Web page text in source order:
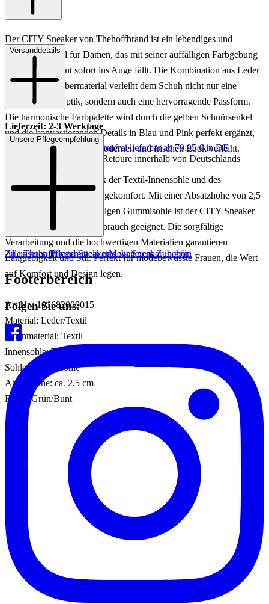
Der CITY Sneaker von Thehoffbrand ist ein lebendiges und
stilvolles Modell für Damen, das mit seiner auffälligen Farbgebung
in Grün und Bunt sofort ins Auge fällt. Die Kombination aus Leder
und Textil im Obermaterial verleiht dem Schuh nicht nur eine
ansprechende Optik, sondern auch eine hervorragende Passform.
Die harmonische Farbpalette wird durch die gelben Schnürsenkel
und die kontrastierenden Details in Blau und Pink perfekt ergänzt,
was dem Sneaker einen modernen und frischen Look verleiht.
Dieser Sneaker bietet dank der Textil-Innensohle und des
Textilfutters optimalen Tragekomfort. Mit einer Absatzhöhe von 2,5
cm und einer strapazierfähigen Gummisohle ist der CITY Sneaker
ideal für den täglichen Gebrauch geeignet. Die sorgfältige
Verarbeitung und die hochwertigen Materialien garantieren
Langlebigkeit und Stil. Perfekt für modebewusste Frauen, die Wert
auf Komfort und Design legen.
Art.Nr.: 101682000015
Material: Leder/Textil
Innenmaterial: Textil
Innensohle: Textil
Sohle: Gummisohle
Absatzhöhe: ca. 2,5 cm
Farbe: Grün/Bunt
Versanddetails
Lieferzeit: 2-3 Werktage
Keine Versandkosten:
kostenfrei lieferbar ab 79,95 € in DE
Einfache und Kostenlose Retoure innerhalb von Deutschlands
Unsere Pflegeempfehlung
Zu unseren Pflegemitteln und weiterem Zubehör
Alle Thehoffbrand SneakerMehr Sneaker in grün
Footerbereich
Folgen Sie uns: